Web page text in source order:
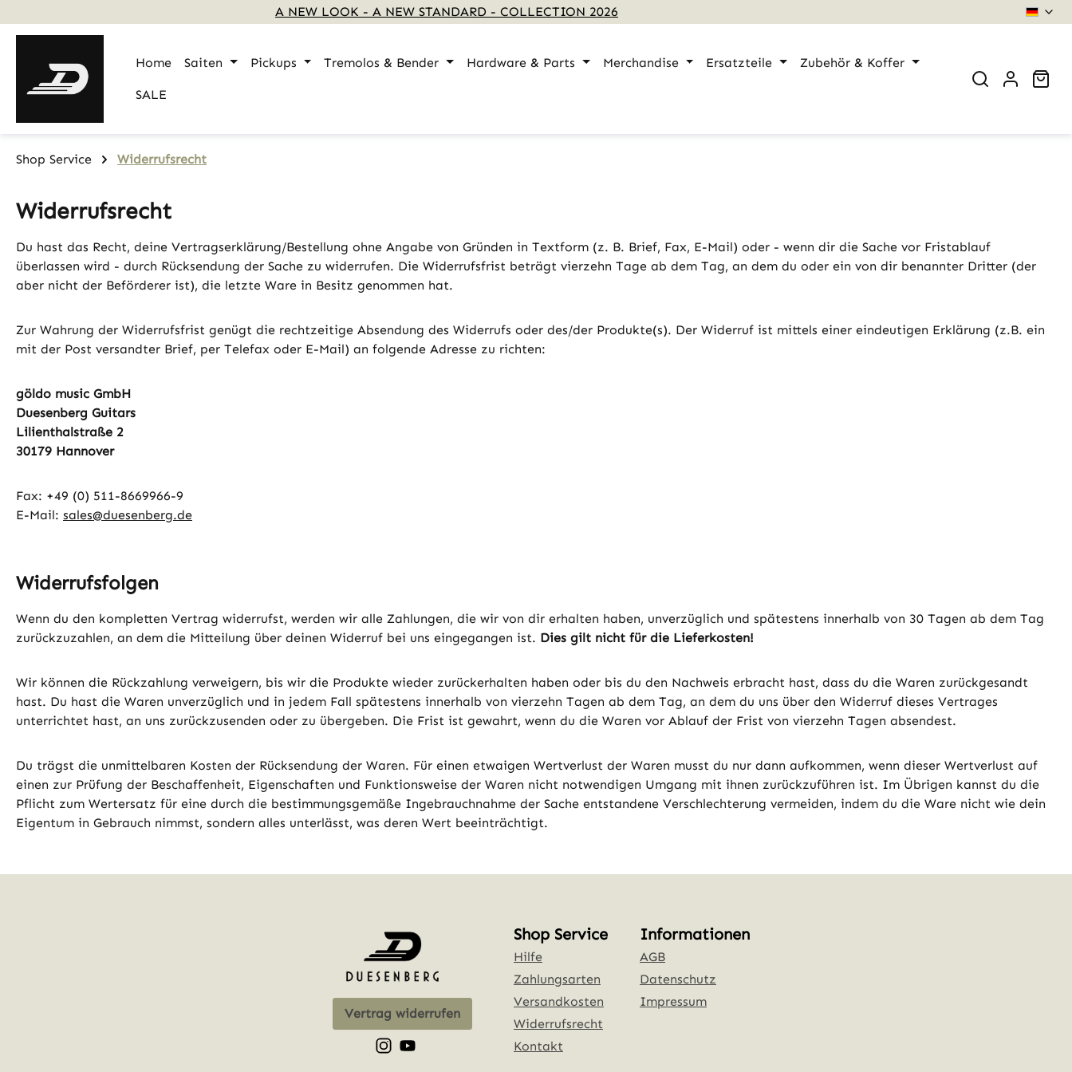
A NEW LOOK - A NEW STANDARD - COLLECTION 2026
Home Saiten Pickups Tremolos & Bender Hardware & Parts Merchandise Ersatzteile Zubehör & Koffer
SALE
Shop Service Widerrufsrecht
Widerrufsrecht
Du hast das Recht, deine Vertragserklärung/Bestellung ohne Angabe von Gründen in Textform (z. B. Brief, Fax, E-Mail) oder - wenn dir die Sache vor Fristablauf
überlassen wird - durch Rücksendung der Sache zu widerrufen. Die Widerrufsfrist beträgt vierzehn Tage ab dem Tag, an dem du oder ein von dir benannter Dritter (der
aber nicht der Beförderer ist), die letzte Ware in Besitz genommen hat.
Zur Wahrung der Widerrufsfrist genügt die rechtzeitige Absendung des Widerrufs oder des/der Produkte(s). Der Widerruf ist mittels einer eindeutigen Erklärung (z.B. ein
mit der Post versandter Brief, per Telefax oder E-Mail) an folgende Adresse zu richten:
göldo music GmbH
Duesenberg Guitars
Lilienthalstraße 2
30179 Hannover
Fax: +49 (0) 511-8669966-9
E-Mail: sales@duesenberg.de
Widerrufsfolgen
Wenn du den kompletten Vertrag widerrufst, werden wir alle Zahlungen, die wir von dir erhalten haben, unverzüglich und spätestens innerhalb von 30 Tagen ab dem Tag
zurückzuzahlen, an dem die Mitteilung über deinen Widerruf bei uns eingegangen ist. Dies gilt nicht für die Lieferkosten!
Wir können die Rückzahlung verweigern, bis wir die Produkte wieder zurückerhalten haben oder bis du den Nachweis erbracht hast, dass du die Waren zurückgesandt
hast. Du hast die Waren unverzüglich und in jedem Fall spätestens innerhalb von vierzehn Tagen ab dem Tag, an dem du uns über den Widerruf dieses Vertrages
unterrichtet hast, an uns zurückzusenden oder zu übergeben. Die Frist ist gewahrt, wenn du die Waren vor Ablauf der Frist von vierzehn Tagen absendest.
Du trägst die unmittelbaren Kosten der Rücksendung der Waren. Für einen etwaigen Wertverlust der Waren musst du nur dann aufkommen, wenn dieser Wertverlust auf
einen zur Prüfung der Beschaffenheit, Eigenschaften und Funktionsweise der Waren nicht notwendigen Umgang mit ihnen zurückzuführen ist. Im Übrigen kannst du die
Pflicht zum Wertersatz für eine durch die bestimmungsgemäße Ingebrauchnahme der Sache entstandene Verschlechterung vermeiden, indem du die Ware nicht wie dein
Eigentum in Gebrauch nimmst, sondern alles unterlässt, was deren Wert beeinträchtigt.
Vertrag widerrufen
Schau auf Instagram vorbei – öffnet in neuem Tab (externer Link)
Sieh dir unsere Videos auf YouTube an – öffnet in neuem Tab (externer Link)
Shop Service
Hilfe
Zahlungsarten
Versandkosten
Widerrufsrecht
Kontakt
Informationen
AGB
Datenschutz
Impressum